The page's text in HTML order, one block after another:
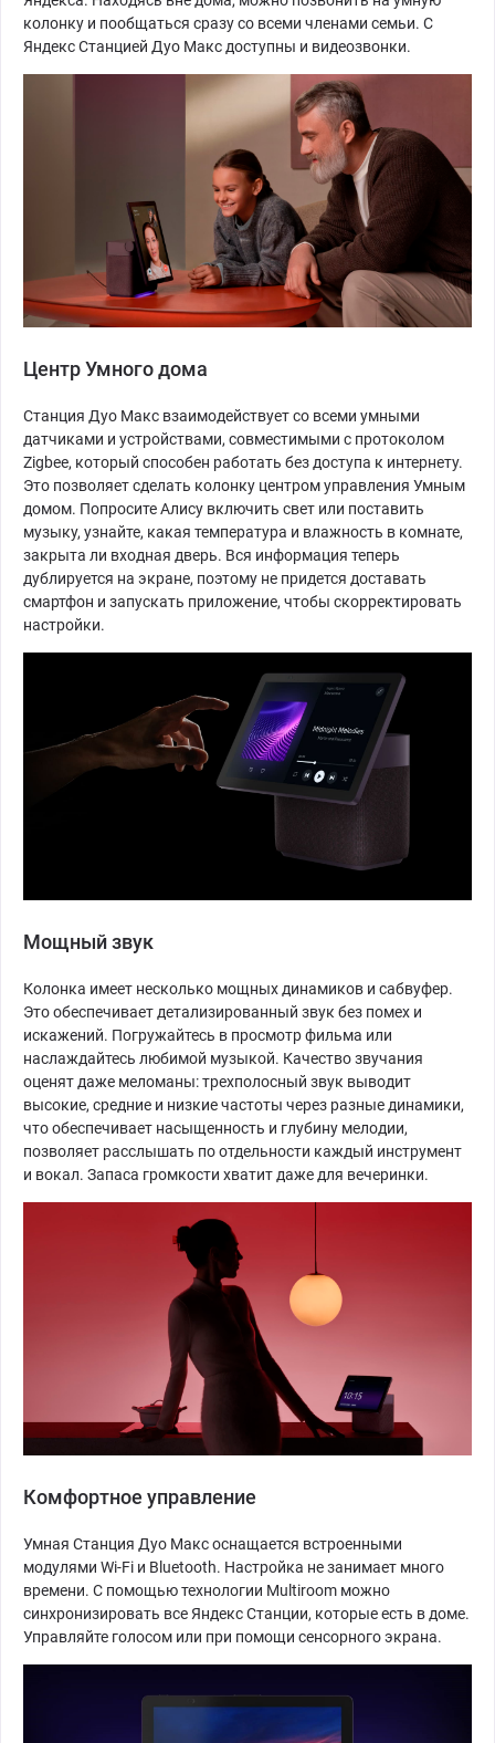
колонку и пообщаться сразу со всеми членами семьи. С
Яндекс Станцией Дуо Макс доступны и видеозвонки.
Центр Умного дома
Станция Дуо Макс взаимодействует со всеми умными
датчиками и устройствами, совместимыми с протоколом
Zigbee, который способен работать без доступа к интернету.
Это позволяет сделать колонку центром управления Умным
домом. Попросите Алису включить свет или поставить
музыку, узнайте, какая температура и влажность в комнате,
закрыта ли входная дверь. Вся информация теперь
дублируется на экране, поэтому не придется доставать
смартфон и запускать приложение, чтобы скорректировать
настройки.
Мощный звук
Колонка имеет несколько мощных динамиков и сабвуфер.
Это обеспечивает детализированный звук без помех и
искажений. Погружайтесь в просмотр фильма или
наслаждайтесь любимой музыкой. Качество звучания
оценят даже меломаны: трехполосный звук выводит
высокие, средние и низкие частоты через разные динамики,
что обеспечивает насыщенность и глубину мелодии,
позволяет расслышать по отдельности каждый инструмент
и вокал. Запаса громкости хватит даже для вечеринки.
Комфортное управление
Умная Станция Дуо Макс оснащается встроенными
модулями Wi-Fi и Bluetooth. Настройка не занимает много
времени. С помощью технологии Multiroom можно
синхронизировать все Яндекс Станции, которые есть в доме.
Управляйте голосом или при помощи сенсорного экрана.